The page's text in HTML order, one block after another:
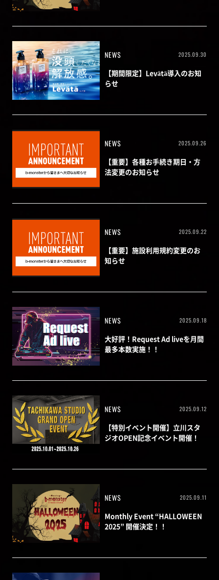
NEWS 2025.09.30
【期間限定】Levätä導入のお知
らせ
NEWS 2025.09.26
【重要】各種お手続き期日・方
法変更のお知らせ
NEWS 2025.09.22
【重要】施設利用規約変更のお
知らせ
NEWS 2025.09.18
大好評！Request Ad liveを月間
最多本数実施！！
NEWS 2025.09.12
【特別イベント開催】立川スタ
ジオOPEN記念イベント開催！
NEWS 2025.09.11
Monthly Event “HALLOWEEN
2025” 開催決定！！